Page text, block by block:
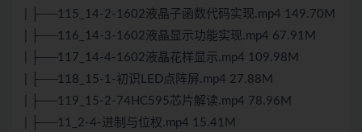
| ├──115_14-2-1602液晶子函数代码实现.mp4 149.70M
| ├──116_14-3-1602液晶显示功能实现.mp4 67.91M
| ├──117_14-4-1602液晶花样显示.mp4 109.98M
| ├──118_15-1-初识LED点阵屏.mp4 27.88M
| ├──119_15-2-74HC595芯片解读.mp4 78.96M
| ├──11_2-4-进制与位权.mp4 15.41M